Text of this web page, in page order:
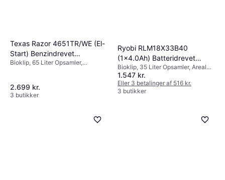
Texas Razor 4651TR/WE (El-
Start) Benzindrevet
plæneklipper
Bioklip, 65 Liter Opsamler,
Klippebredde (maks) 46 cm
2.699 kr.
3 butikker
Ryobi RLM18X33B40
(1x4.0Ah) Batteridrevet
plæneklipper
Bioklip, 35 Liter Opsamler, Areal
150 m², Justerbar håndtagshøjde,
Klippebredde (maks) 33 cm
1.547 kr.
Eller 3 betalinger af 516 kr.
3 butikker